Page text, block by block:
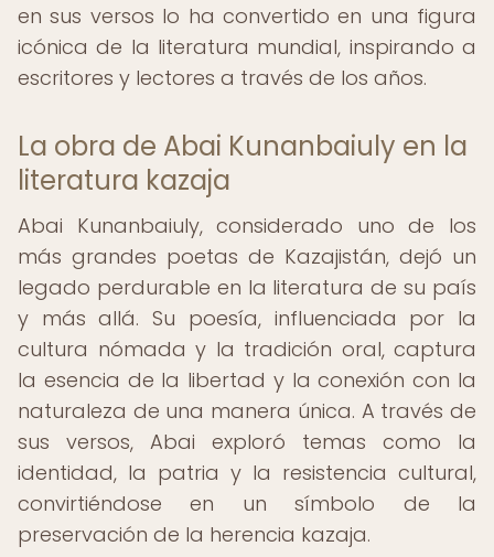
en sus versos lo ha convertido en una figura
icónica de la literatura mundial, inspirando a
escritores y lectores a través de los años.
La obra de Abai Kunanbaiuly en la
literatura kazaja
Abai Kunanbaiuly, considerado uno de los
más grandes poetas de Kazajistán, dejó un
legado perdurable en la literatura de su país
y más allá. Su poesía, influenciada por la
cultura nómada y la tradición oral, captura
la esencia de la libertad y la conexión con la
naturaleza de una manera única. A través de
sus versos, Abai exploró temas como la
identidad, la patria y la resistencia cultural,
convirtiéndose en un símbolo de la
preservación de la herencia kazaja.